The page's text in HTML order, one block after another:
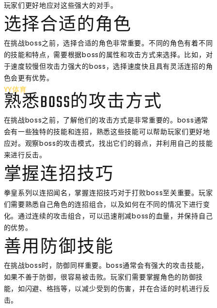
玩家们更好地应对这些强大的对手。
选择合适的角色
在挑战boss之前，选择合适的角色非常重要。不同的角色有着不同
的技能和特点，需要根据boss的属性和攻击方式来选择。比如，对
于速度较慢但攻击力强大的boss，选择速度快且具有灵活连招的角
色会更有优势。
YY体育
熟悉BOSS的攻击方式
在挑战boss之前，了解他们的攻击方式是非常重要的。boss通常
会有一些独特的技能和连招，熟悉这些技能可以帮助玩家们更好地
应对。观察boss的攻击模式，找出它们的弱点，并利用自己的技能
来进行反击。
掌握连招技巧
拳皇系列以连招闻名，掌握连招技巧对于打败boss至关重要。玩家
们需要熟悉自己角色的连招组合，以及如何在不同的情况下进行变
化。通过连续的攻击组合，可以迅速削减boss的血量，并保持自己
的优势。
善用防御技能
在挑战boss时，防御同样重要。boss通常会有强大的攻击技能，
如果不善于防御，很容易被击败。玩家们需要掌握角色的防御技
能，如闪避、格挡等，以减少受到的伤害，并在合适的时机进行反
击。